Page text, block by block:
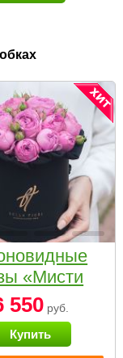
«Мисти
в
коробке
Small
550руб.
Купить